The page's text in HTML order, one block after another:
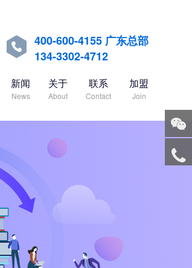

400-600-4155 广东总部
134-3302-4712
新闻
News
关于
About
联系
Contact
加盟
Join
微信